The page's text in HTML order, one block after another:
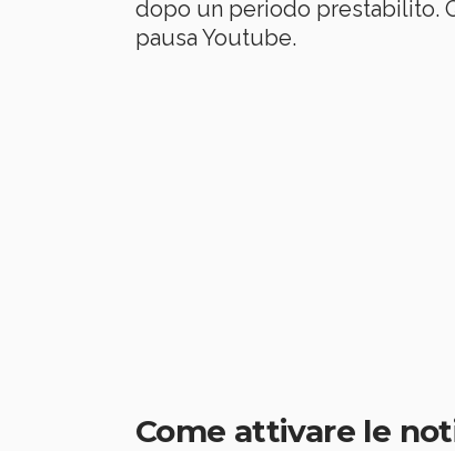
dopo un periodo prestabilito.
pausa Youtube.
Come attivare le